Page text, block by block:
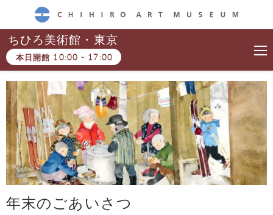
CHIHIRO ART MUSEUM
ちひろ美術館・東京
本日開館 10:00 - 17:00
年末のごあいさつ